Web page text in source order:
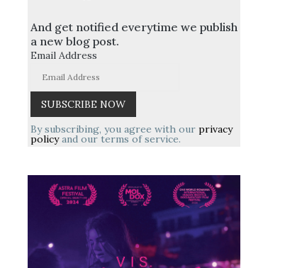
And get notified everytime we publish
a new blog post.
Email Address
By subscribing, you agree with our privacy
policyand our terms of service.